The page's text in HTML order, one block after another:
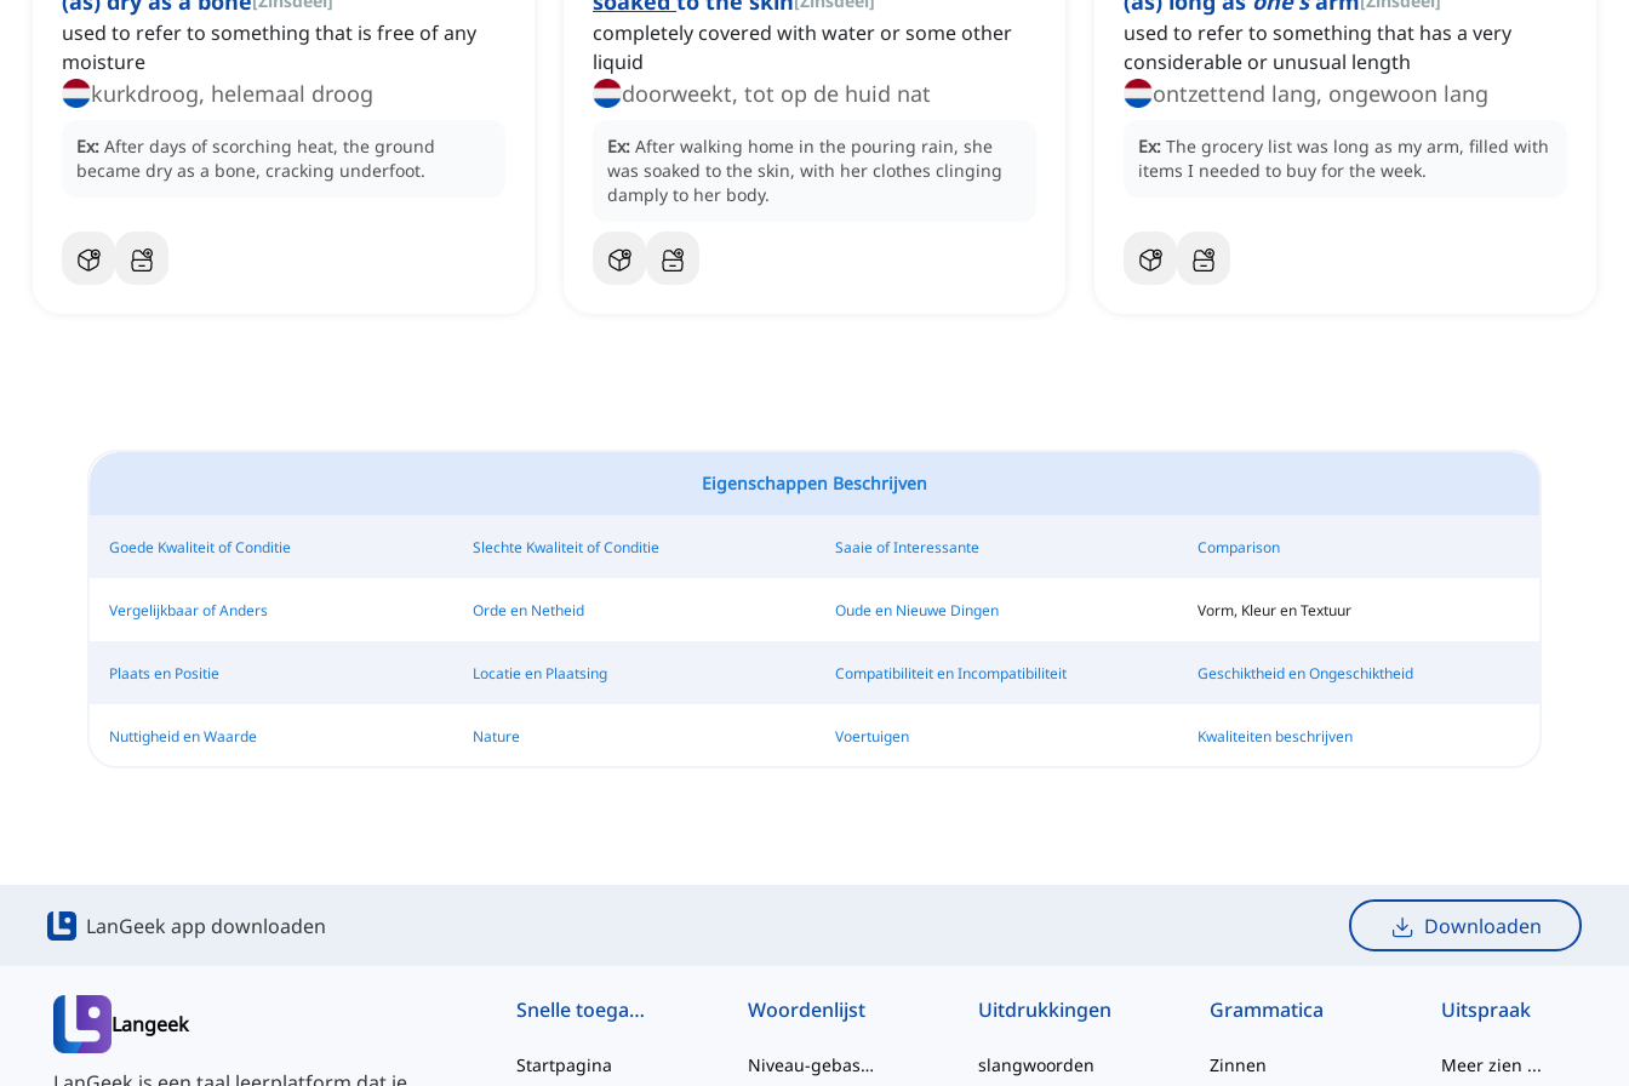
used to refer to something that is free of any
moisture
kurkdroog, helemaal droog
Ex: After days of scorching heat, the ground
became dry as a bone, cracking underfoot.
completely covered with water or some other
liquid
doorweekt, tot op de huid nat
Ex: After walking home in the pouring rain, she
was soaked to the skin, with her clothes clinging
damply to her body.
used to refer to something that has a very
considerable or unusual length
ontzettend lang, ongewoon lang
Ex: The grocery list was long as my arm, filled with
items I needed to buy for the week.
Eigenschappen Beschrijven
Goede Kwaliteit of Conditie Slechte Kwaliteit of Conditie Saaie of Interessante Comparison
Vergelijkbaar of Anders Orde en Netheid Oude en Nieuwe Dingen Vorm, Kleur en Textuur
Plaats en Positie Locatie en Plaatsing Compatibiliteit en Incompatibiliteit Geschiktheid en Ongeschiktheid
Nuttigheid en Waarde Nature Voertuigen Kwaliteiten beschrijven
LanGeek app downloaden Downloaden
Langeek
Snelle toegang
Startpagina
Woordenlijst
Niveau-gebaseerd
Uitdrukkingen
slangwoorden
Grammatica
Zinnen
Uitspraak
Meer zien ...